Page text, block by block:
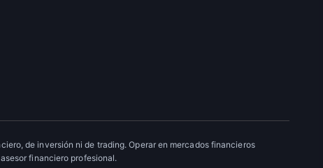
de inversión ni de trading. Operar en mercados financieros
financiero profesional.